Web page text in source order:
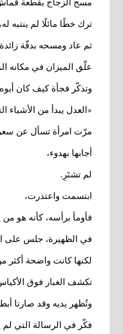
مسح الزجاج بقطعة
ترك خطًا مائلًا لم ينتبه له،
ثم عاد ومسحه بدقّة
علّق الميزان في مكانه
وتذكّر فجأة كيف كان
« العدل يبدأ من الأشياء
مرّت امرأة تسأل عن
أجابها بهدوء،
لم تشتَرِ .
ابتسمت واعتذرت،
فأومأ برأسه، كأنه هو من
في الظهيرة، جلس على
لكنها كانت واضحة أكثر
تكشف الغبار فوق
وتُظهر يديه وقد صارتا
فكّر في الرسالة التي لم